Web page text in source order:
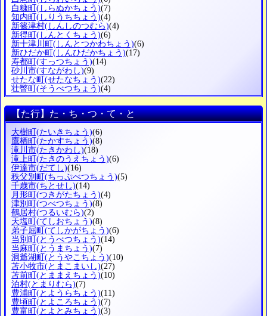
白糠町 (しらぬかちょう)(7)
知内町 (しりうちちょう)(4)
新篠津村(しんしのつむら)(4)
新得町 (しんとくちょう)(6)
新十津川町 (しんとつかわちょう)(6)
新ひだか町 (しんひだかちょう)(17)
寿都町 (すっつちょう)(14)
砂川市(すながわし)(9)
せたな町 (せたなちょう)(22)
壮瞥町 (そうべつちょう)(4)
【た行】た・ち・つ・て・と
大樹町 (たいきちょう)(6)
鷹栖町 (たかすちょう)(8)
滝川市(たきかわし)(18)
滝上町 (たきのうえちょう)(6)
伊達市(だてし)(16)
秩父別町 (ちっぷべつちょう)(5)
千歳市(ちとせし)(14)
月形町 (つきがたちょう)(4)
津別町 (つべつちょう)(8)
鶴居村(つるいむら)(2)
天塩町 (てしおちょう)(8)
弟子屈町 (てしかがちょう)(6)
当別町 (とうべつちょう)(14)
当麻町 (とうまちょう)(7)
洞爺湖町 (とうやこちょう)(10)
苫小牧市(とまこまいし)(27)
苫前町 (とままえちょう)(10)
泊村(とまりむら)(7)
豊浦町 (とようらちょう)(11)
豊頃町 (とよころちょう)(7)
豊富町 (とよとみちょう)(3)